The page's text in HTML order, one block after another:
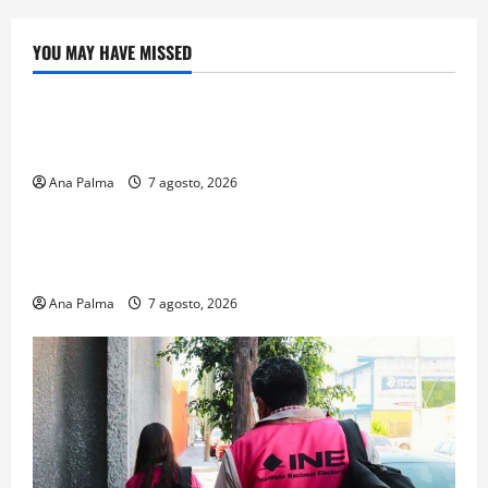
YOU MAY HAVE MISSED
Crítica de Cine
Ana Palma 7 agosto, 2026
Educación
Ana Palma 7 agosto, 2026